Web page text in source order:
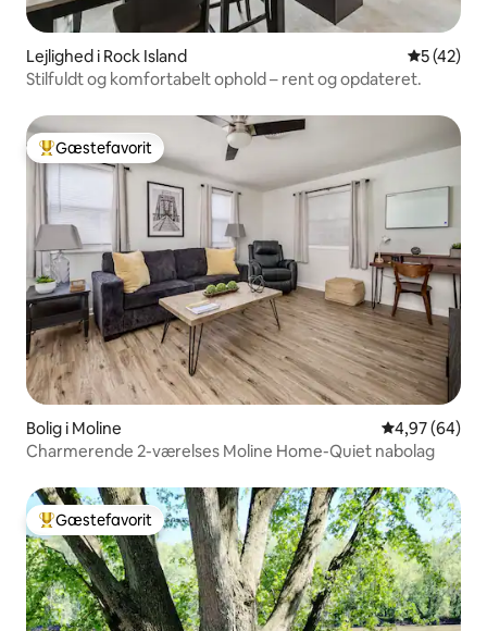
Lejlighed i Rock Island 5 ud af 5 i
5 (42)
Stilfuldt og komfortabelt ophold – rent og opdateret.
Bedste gæstefavorit
Gæstefavorit
Bolig i Moline 4,97 ud af 5 i
4,97 (64)
Charmerende 2-værelses Moline Home-Quiet nabolag
Bedste gæstefavorit
Gæstefavorit